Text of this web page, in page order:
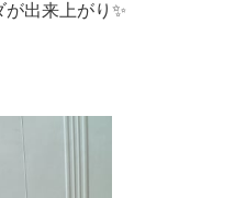
出来上がり✨